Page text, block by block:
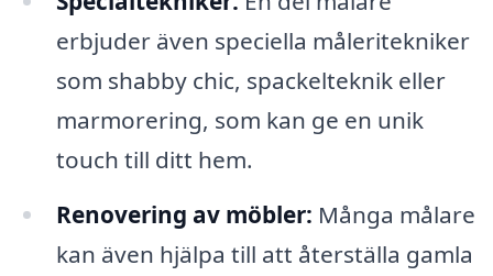
erbjuder även speciella måleritekniker
som shabby chic, spackelteknik eller
marmorering, som kan ge en unik
touch till ditt hem.
Renovering av möbler: Många målare
kan även hjälpa till att återställa gamla